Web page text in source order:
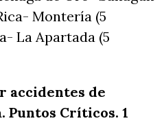
Montería (5
La Apartada (5
accidentes de
Puntos Críticos. 1